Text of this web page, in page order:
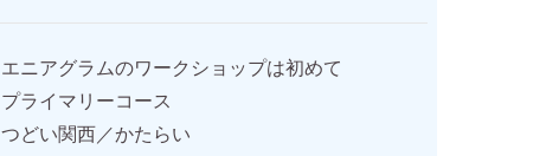
エニアグラムのワークショップは初めて
プライマリーコース
つどい関西／かたらい